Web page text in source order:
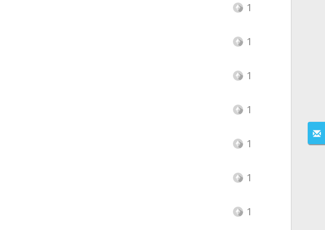
1
1
1
1
1
1
1